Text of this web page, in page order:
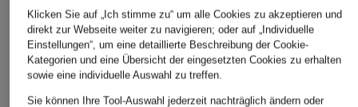
ÄHNLICHE ARTIKEL ENTDECKEN
Klicken Sie auf „Ich stimme zu“ um alle Cookies zu akzeptieren und
direkt zur Webseite weiter zu navigieren; oder auf „Individuelle
Einstellungen“, um eine detaillierte Beschreibung der Cookie-
Kategorien und eine Übersicht der eingesetzten Cookies zu erhalten
sowie eine individuelle Auswahl zu treffen.
Sie können Ihre Tool-Auswahl jederzeit nachträglich ändern oder